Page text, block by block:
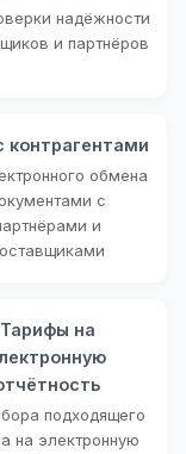
надёжности
и партнёров
обмена
с
и
Тарифы на
подходящего
на электронную